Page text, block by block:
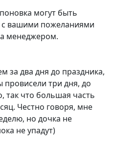
могут быть
с вашими пожеланиями
менеджером.
за два дня до праздника,
три дня, до
так что большая часть
Честно говоря, мне
но дочка не
не упадут)